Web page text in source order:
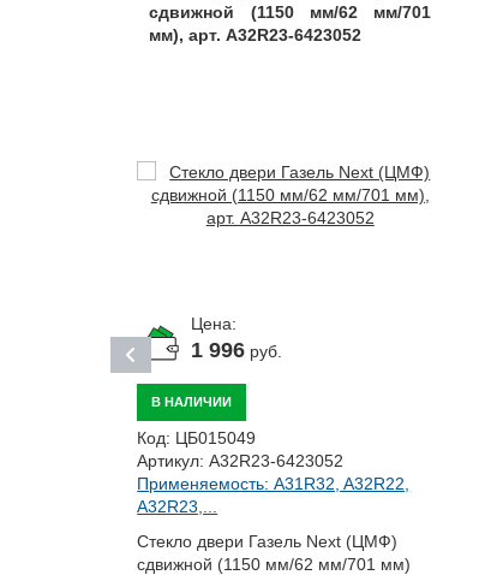
сдвижной (1150 мм/62 мм/701
мм), арт. A32R23-6423052
Цена:
1 996 руб.
В НАЛИЧИИ
Код: ЦБ015049
Артикул: A32R23-6423052
Применяемость: A31R32, A32R22,
A32R23,...
Стекло двери Газель Next (ЦМФ)
сдвижной (1150 мм/62 мм/701 мм)